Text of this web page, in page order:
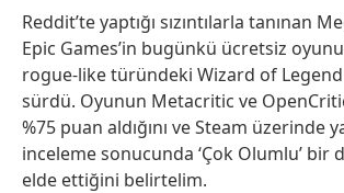
Reddit’te yaptığı sızıntılarla tanınan
Epic Games’in bugünkü ücretsiz
rogue-like türündeki Wizard of Legend
sürdü. Oyunun Metacritic ve
%75 puan aldığını ve Steam üzerinde
inceleme sonucunda ‘Çok Olumlu’ bir
elde ettiğini belirtelim.